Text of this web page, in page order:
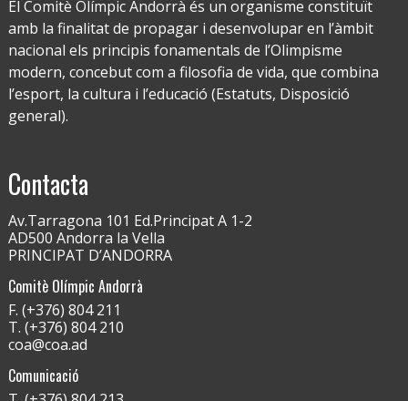
El Comitè Olímpic Andorrà és un organisme constituït
amb la finalitat de propagar i desenvolupar en l’àmbit
nacional els principis fonamentals de l’Olimpisme
modern, concebut com a filosofia de vida, que combina
l’esport, la cultura i l’educació (Estatuts, Disposició
general).
Contacta
Av.Tarragona 101 Ed.Principat A 1-2
AD500 Andorra la Vella
PRINCIPAT D’ANDORRA
Comitè Olímpic Andorrà
F. (+376) 804 211
T. (+376) 804 210
coa@coa.ad
Comunicació